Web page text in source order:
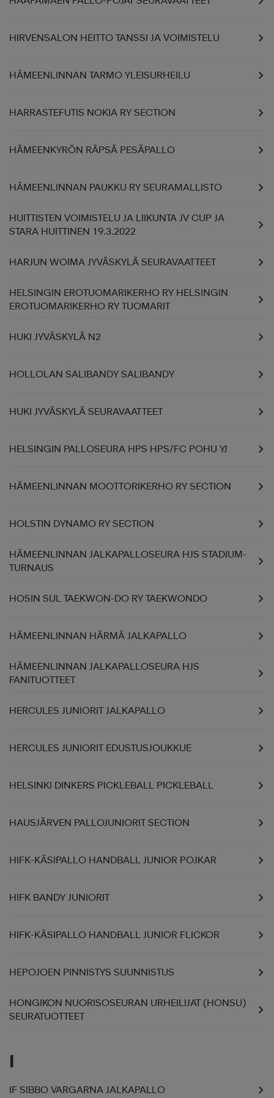
HIRVENSALON HEITTO TANSSI JA VOIMISTELU
HÄMEENLINNAN TARMO YLEISURHEILU
HARRASTEFUTIS NOKIA RY SECTION
HÄMEENKYRÖN RÄPSÄ PESÄPALLO
HÄMEENLINNAN PAUKKU RY SEURAMALLISTO
HUITTISTEN VOIMISTELU JA LIIKUNTA JV CUP JA
STARA HUITTINEN 19.3.2022
HARJUN WOIMA JYVÄSKYLÄ SEURAVAATTEET
HELSINGIN EROTUOMARIKERHO RY HELSINGIN
EROTUOMARIKERHO RY TUOMARIT
HUKI JYVÄSKYLÄ N2
HOLLOLAN SALIBANDY SALIBANDY
HUKI JYVÄSKYLÄ SEURAVAATTEET
HELSINGIN PALLOSEURA HPS HPS/FC POHU YJ
HÄMEENLINNAN MOOTTORIKERHO RY SECTION
HOLSTIN DYNAMO RY SECTION
HÄMEENLINNAN JALKAPALLOSEURA HJS STADIUM-
TURNAUS
HOSIN SUL TAEKWON-DO RY TAEKWONDO
HÄMEENLINNAN HÄRMÄ JALKAPALLO
HÄMEENLINNAN JALKAPALLOSEURA HJS
FANITUOTTEET
HERCULES JUNIORIT JALKAPALLO
HERCULES JUNIORIT EDUSTUSJOUKKUE
HELSINKI DINKERS PICKLEBALL PICKLEBALL
HAUSJÄRVEN PALLOJUNIORIT SECTION
HIFK-KÄSIPALLO HANDBALL JUNIOR POJKAR
HIFK BANDY JUNIORIT
HIFK-KÄSIPALLO HANDBALL JUNIOR FLICKOR
HEPOJOEN PINNISTYS SUUNNISTUS
HONGIKON NUORISOSEURAN URHEILIJAT (HONSU)
SEURATUOTTEET
I
IF SIBBO VARGARNA JALKAPALLO